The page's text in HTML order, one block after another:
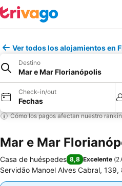
Ver todos los alojamientos en
Destino
Mar e Mar Florianópolis
Check-in/out
Fechas
Cómo los pagos afectan nuestro
Mar e Mar
Casa de huéspedes 8,8 Excelente (
Servidão Manoel Alves Cabral,